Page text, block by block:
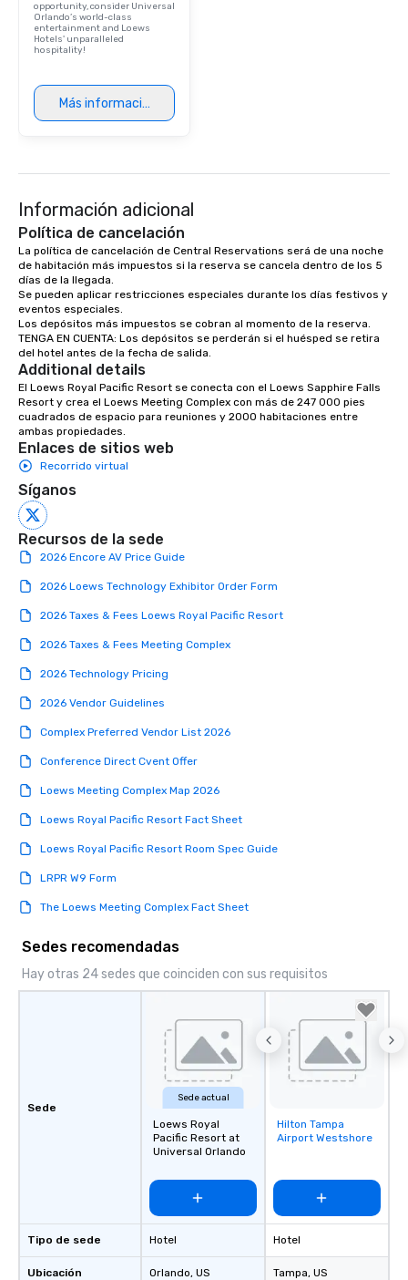
opportunity, consider Universal
Orlando’s world-class
entertainment and Loews
Hotels' unparalleled
hospitality!
Más información
Información adicional
Política de cancelación
La política de cancelación de Central Reservations será de una noche
de habitación más impuestos si la reserva se cancela dentro de los 5
días de la llegada.
Se pueden aplicar restricciones especiales durante los días festivos y
eventos especiales.
Los depósitos más impuestos se cobran al momento de la reserva.
TENGA EN CUENTA: Los depósitos se perderán si el huésped se retira
del hotel antes de la fecha de salida.
Additional details
El Loews Royal Pacific Resort se conecta con el Loews Sapphire Falls
Resort y crea el Loews Meeting Complex con más de 247 000 pies
cuadrados de espacio para reuniones y 2000 habitaciones entre
ambas propiedades.
Enlaces de sitios web
Recorrido virtual
Síganos
Recursos de la sede
2026 Encore AV Price Guide
2026 Loews Technology Exhibitor Order Form
2026 Taxes & Fees Loews Royal Pacific Resort
2026 Taxes & Fees Meeting Complex
2026 Technology Pricing
2026 Vendor Guidelines
Complex Preferred Vendor List 2026
Conference Direct Cvent Offer
Loews Meeting Complex Map 2026
Loews Royal Pacific Resort Fact Sheet
Loews Royal Pacific Resort Room Spec Guide
LRPR W9 Form
The Loews Meeting Complex Fact Sheet
Sedes recomendadas
Hay otras 24 sedes que coinciden con sus requisitos
Sede
Tipo de sede
Ubicación
Sede actual
Loews Royal
Pacific Resort at
Universal Orlando
Hotel
Orlando, US
Removed from
favorites
Hilton Tampa
Airport Westshore
Hotel
Tampa, US